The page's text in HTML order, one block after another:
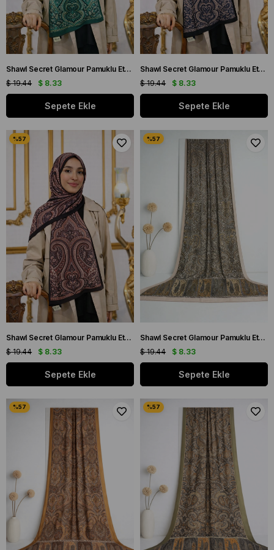
Shawl Secret Glamour Pamuklu Etnik Soft Şal 52829 Yeşil Etnik Desen
$ 8.33
$ 19.44
Sepete Ekle
Shawl Secret Glamour Pamuklu Etnik Soft Şal 52831 Lacivert Krem Etnik Desen
$ 8.33
$ 19.44
Sepete Ekle
Shawl Secret Glamour Pamuklu Etnik Soft Şal 52836 Siyah Turuncu Etnik Desen
$ 8.33
$ 19.44
Sepete Ekle
Shawl Secret Glamour Pamuklu Etnik Şal 2 - 52840 Krem Turuncu
$ 8.33
$ 19.44
Sepete Ekle